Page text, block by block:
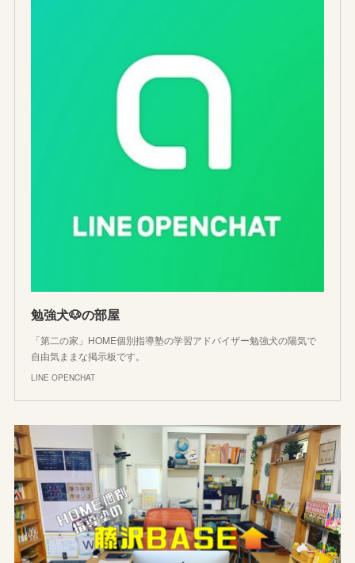
勉強犬🐶の部屋
「第二の家」HOME個別指導塾の学習アドバイザー勉強犬の陽気で
自由気ままな掲示板です。
LINE OPENCHAT